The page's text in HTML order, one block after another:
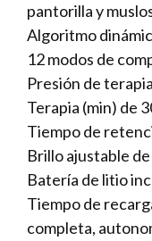
pantorilla y
Algoritmo
12 modos de
Presión de
Terapia (min) de
Tiempo de
Brillo ajustable
Batería de litio
Tiempo de
completa,